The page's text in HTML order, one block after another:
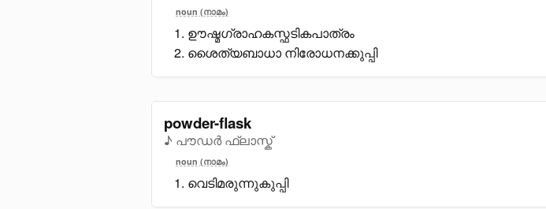
noun (നാമം)
ഊഷ്മഗ്രാഹകസ്ഫടികപാത്രം
ശൈത്യബാധാ നിരോധനക്കുപ്പി
powder-flask
♪ പൗഡർ ഫ്ലാസ്ക്
noun (നാമം)
വെടിമരുന്നുകുപ്പി